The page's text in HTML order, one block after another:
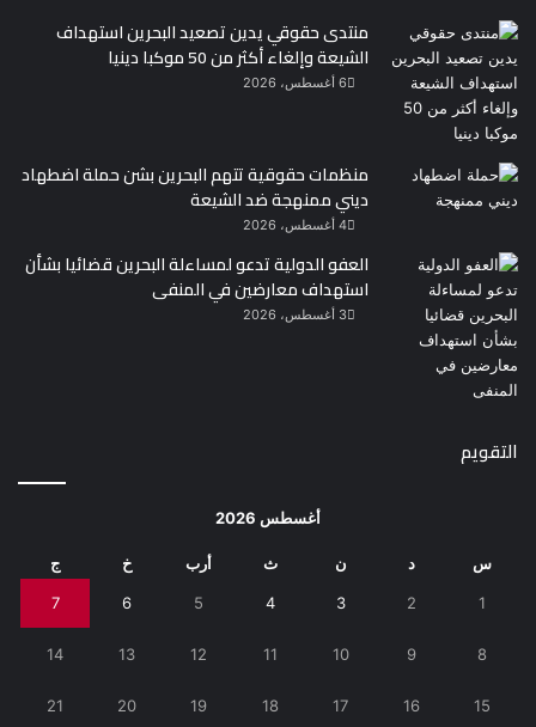
منتدى حقوقي يدين تصعيد البحرين استهداف
الشيعة وإلغاء أكثر من 50 موكبا دينيا
6 أغسطس، 2026
منظمات حقوقية تتهم البحرين بشن حملة اضطهاد
ديني ممنهجة ضد الشيعة
4 أغسطس، 2026
العفو الدولية تدعو لمساءلة البحرين قضائيا بشأن
استهداف معارضين في المنفى
3 أغسطس، 2026
التقويم
أغسطس 2026
س د ن ث أرب خ ج
1
2
3
4
5
6
7
8
9
10
11
12
13
14
15
16
17
18
19
20
21